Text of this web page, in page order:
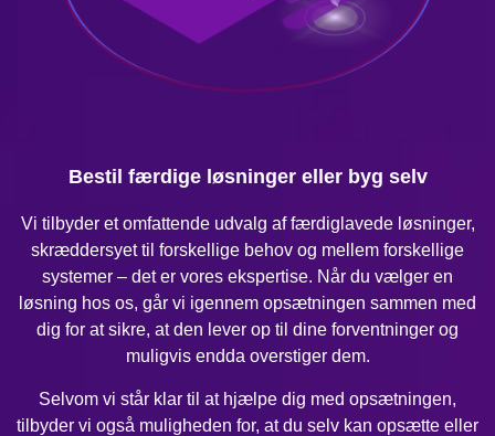
Bestil færdige løsninger eller byg selv
Vi tilbyder et omfattende udvalg af færdiglavede løsninger,
skræddersyet til forskellige behov og mellem forskellige
systemer – det er vores ekspertise. Når du vælger en
løsning hos os, går vi igennem opsætningen sammen med
dig for at sikre, at den lever op til dine forventninger og
muligvis endda overstiger dem.
Selvom vi står klar til at hjælpe dig med opsætningen,
tilbyder vi også muligheden for, at du selv kan opsætte eller